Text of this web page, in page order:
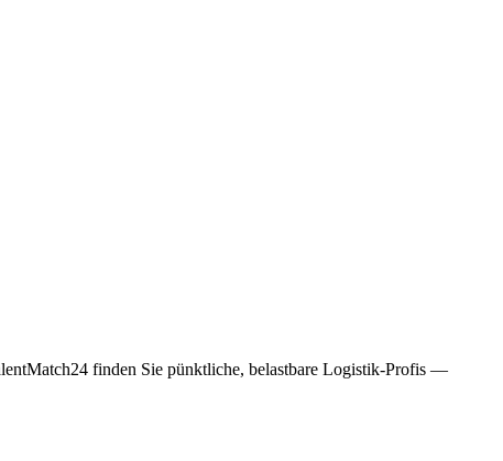
finden Sie pünktliche, belastbare Logistik-Profis —